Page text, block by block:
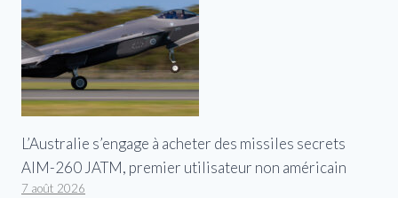
L’Australie s’engage à acheter des missiles secrets
AIM-260 JATM, premier utilisateur non américain
7 août 2026